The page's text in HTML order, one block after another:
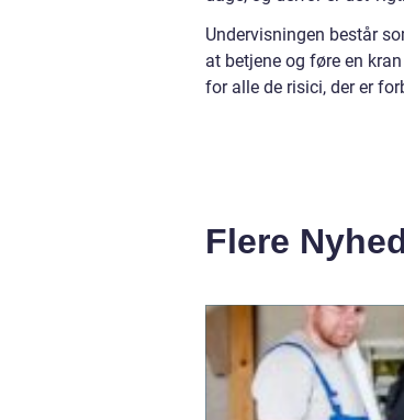
Undervisningen består
at betjene og føre en
for alle de risici, der er
Flere